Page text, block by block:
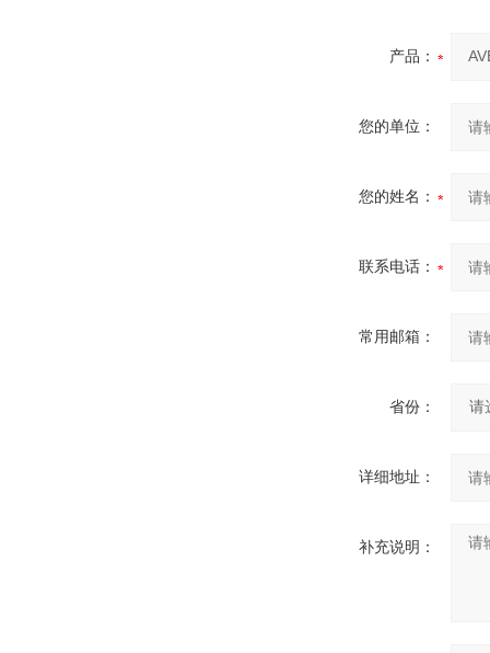
产品：
您的单位：
您的姓名：
联系电话：
常用邮箱：
省份：
详细地址：
补充说明：